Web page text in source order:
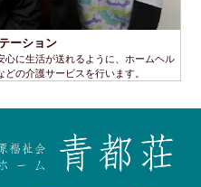
ーション
心に生活が送れるように、ホームヘル
の介護サービスを行います。